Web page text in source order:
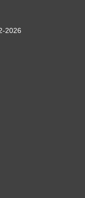
2026